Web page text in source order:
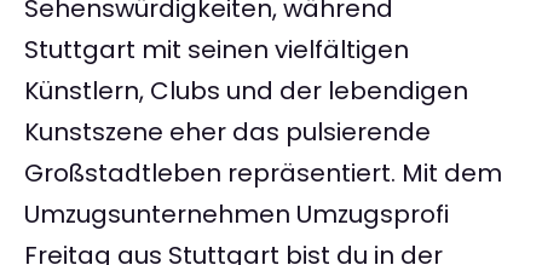
Sehenswürdigkeiten, während
Stuttgart mit seinen vielfältigen
Künstlern, Clubs und der lebendigen
Kunstszene eher das pulsierende
Großstadtleben repräsentiert. Mit dem
Umzugsunternehmen Umzugsprofi
Freitag aus Stuttgart bist du in der